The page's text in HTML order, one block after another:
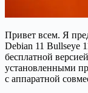
Привет всем. Я
Debian 11 Bullseye
бесплатной
установленными
с аппаратной